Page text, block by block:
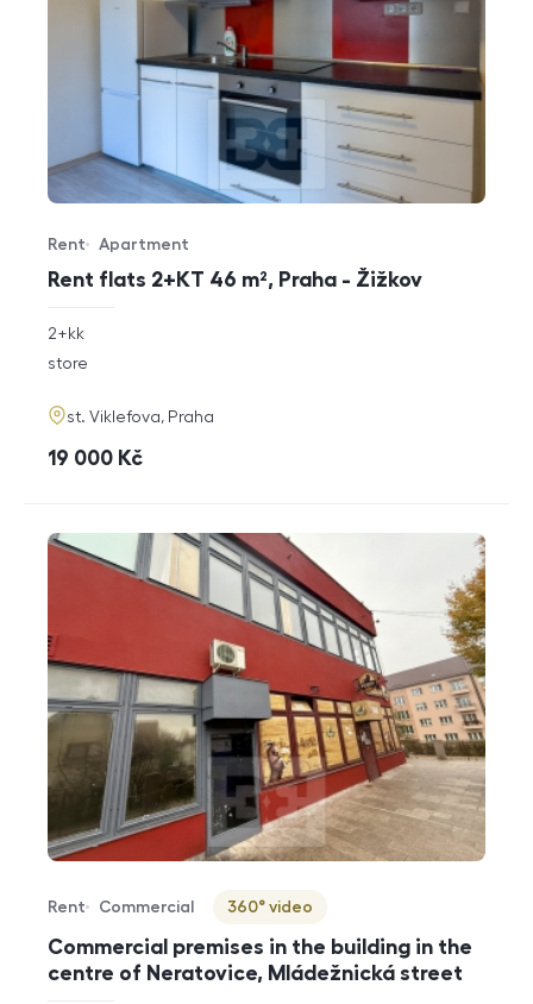
Rent flats 2+KT 46 m², Praha - Žižkov
Offer type
Rent
Property type
Apartment
rozměry
disposition
2+kk
funkce
store
adresa
st. Viklefova, Praha
cena
19 000 Kč
Commercial premises in the building in the
centre of Neratovice, Mládežnická street
Offer type
Rent
Property type
Commercial
Virtuální prohlídka
360° video